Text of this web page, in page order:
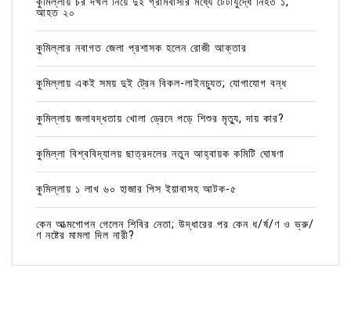
আহত ২০
কুমিল্লার নবাগত জেলা প্রশাসক হলেন রোজী আক্তার
কুমিল্লায় একই সময় দুই ট্রেন বিকল-লাইনচ্যুত; যোগাযোগ বন্ধ
কুমিল্লায় জলাবদ্ধতায় খোলা ড্রেনে পড়ে শিশুর মৃত্যু, দায় কার?
কুমিল্লা বিশ্ববিদ্যালয় ছাত্রদলের নতুন আহ্বায়ক কমিটি ঘোষণা
কুমিল্লায় ১ লাখ ৬০ হাজার পিস ইয়াবাসহ আটক-৫
কেন আত্মগোপন গেলেন শিবির নেতা; উদ্ধারের পর কেন ধ/র্ষ/ণ ও ভ্রু/
ণ নষ্টের মামলা দিল নারী?